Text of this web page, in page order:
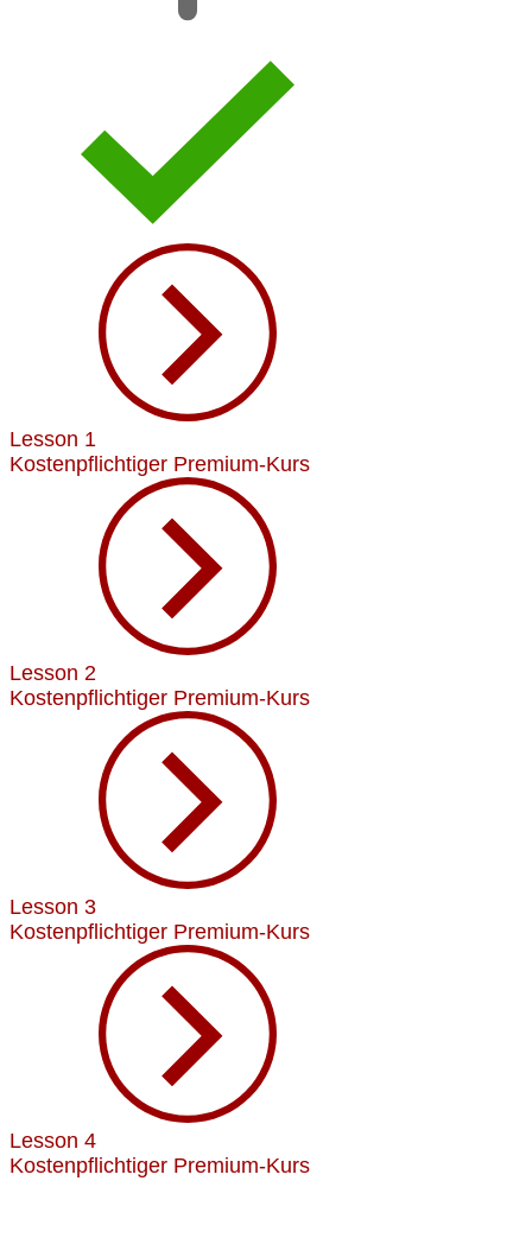
Lesson 1
Kostenpflichtiger Premium-Kurs
Lesson 2
Kostenpflichtiger Premium-Kurs
Lesson 3
Kostenpflichtiger Premium-Kurs
Lesson 4
Kostenpflichtiger Premium-Kurs